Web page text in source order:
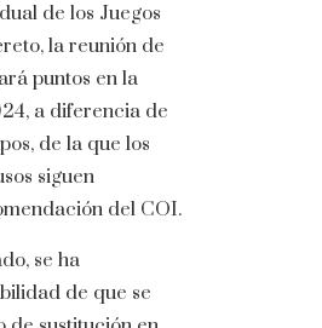
de los Juegos
la reunión de
puntos en la
a diferencia de
de la que los
siguen
del COI.
se ha
de que se